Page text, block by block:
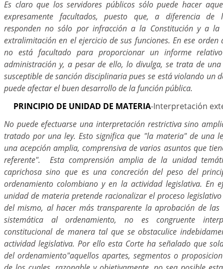
Es claro que los servidores públicos sólo puede hacer
expresamente facultados, puesto que, a diferencia de
responden no sólo por infracción a la Constitución y a
extralimitación en el ejercicio de sus funciones. En ese orden
no está facultado para proporcionar un informe
administración y, a pesar de ello, lo divulga, se trata de
susceptible de sanción disciplinaria pues se está violando un
puede afectar el buen desarrollo de la función pública.
PRINCIPIO DE UNIDAD DE MATERIA-Interpretación
No puede efectuarse una interpretación restrictiva sino
tratado por una ley. Esto significa que "la materia" de una
una acepción amplia, comprensiva de varios asuntos que
referente". Esta comprensión amplia de la unidad
caprichosa sino que es una concreción del peso del
ordenamiento colombiano y en la actividad legislativa. En
unidad de materia pretende racionalizar el proceso
del mismo, al hacer más transparente la aprobación de las
sistemática al ordenamiento, no es congruente
constitucional de manera tal que se obstaculice
actividad legislativa. Por ello esta Corte ha señalado que
del ordenamiento"aquellos apartes, segmentos o